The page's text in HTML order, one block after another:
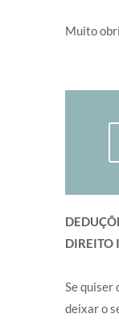
Muito
DIREITO
Se quiser
deixar o